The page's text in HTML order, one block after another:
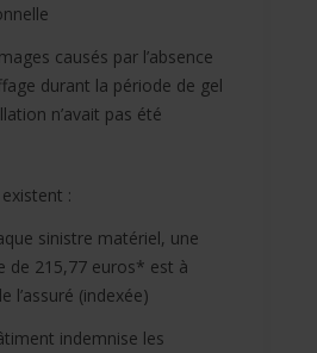
causés par l’absence
durant la période de gel
n’avait pas été
:
sinistre matériel, une
de 215,77 euros* est à
l’assuré (indexée)
indemnise les